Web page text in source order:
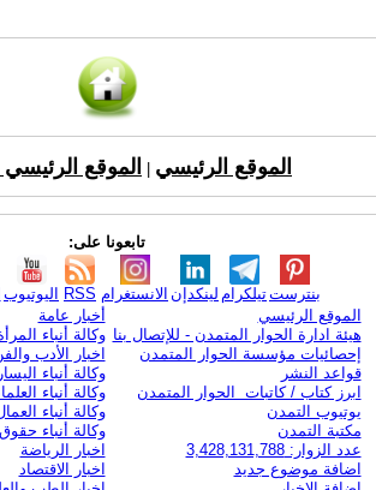
الموقع الرئيسي الموقع
تابعونا على:
اليوتيوب RSS الانستغرام لينكدإن تيلكرامبنترست
الموقع الرئيسي
هيئة ادارة الحوار المتمدن - للإتصال بنا
إحصائيات مؤسسة الحوار المتمدن
قواعد النشر
ابرز كتاب / كاتبات الحوار المتمدن
يوتيوب التمدن
مكتبة التمدن
عدد الزوار: 3,428,131,788
اضافة موضوع جديد
أخبار عامة
وكالة أنباء
اخبار الأدب
وكالة أنباء اليسار
وكالة أنباء
وكالة أنباء
وكالة أنباء
اخبار الرياضة
اخبار الاقتصاد